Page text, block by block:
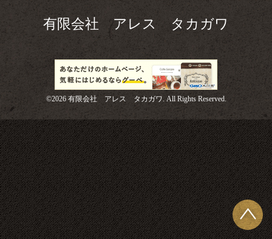
有限会社 アレス タカガワ
©2026 有限会社 アレス タカガワ. All Rights Reserved.